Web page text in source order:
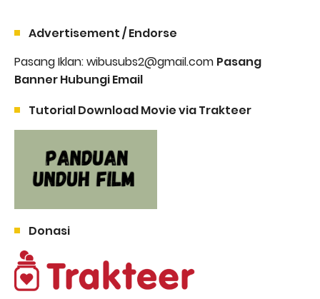
Advertisement / Endorse
Pasang Iklan: wibusubs2@gmail.com Pasang
Banner Hubungi Email
Tutorial Download Movie via Trakteer
Donasi